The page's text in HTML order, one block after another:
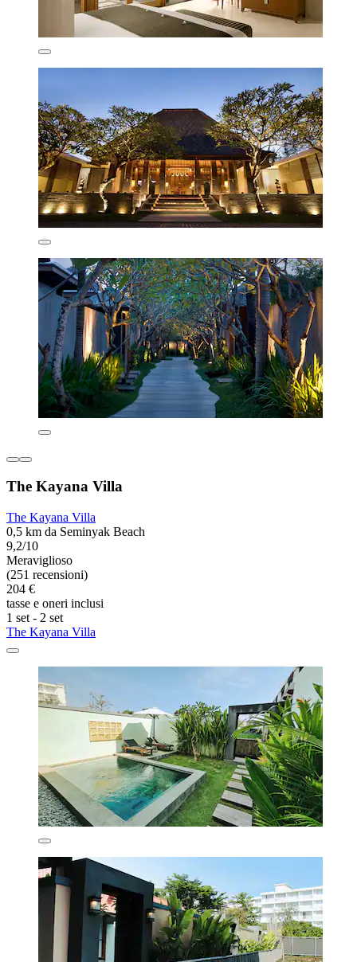
The Kayana Villa
The Kayana Villa
0,5 km da Seminyak Beach
9,2/10
Meraviglioso
(251 recensioni)
204 €
tasse e oneri inclusi
1 set - 2 set
The Kayana Villa